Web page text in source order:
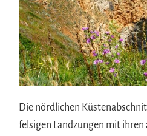
Die nördlichen
felsigen Landzungen mit